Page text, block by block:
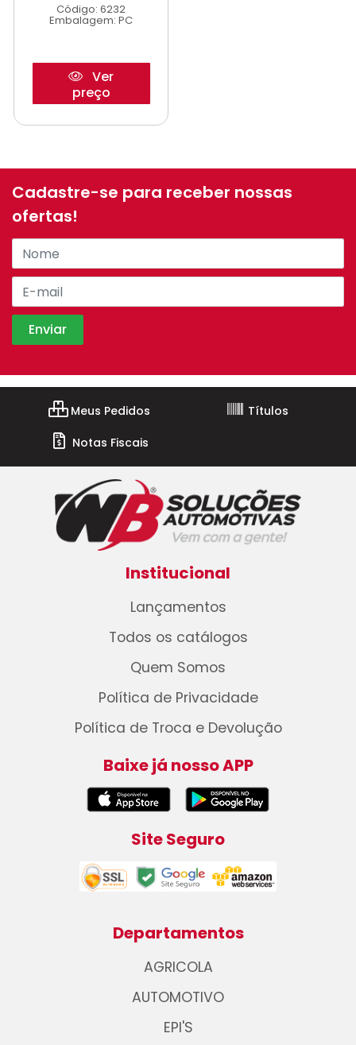
Código: 6232
Embalagem: PC
Ver
preço
Cadastre-se para receber nossas
ofertas!
Meus Pedidos
Títulos
Notas Fiscais
Institucional
Lançamentos
Todos os catálogos
Quem Somos
Política de Privacidade
Política de Troca e Devolução
Baixe já nosso APP
Site Seguro
Departamentos
AGRICOLA
AUTOMOTIVO
EPI'S